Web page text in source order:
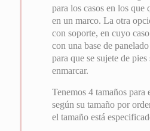
para los casos en los que
en un marco. La otra
con soporte, en cuyo
con una base de
para que se sujete de
enmarcar.
Tenemos 4 tamaños para
según su tamaño por
el tamaño está